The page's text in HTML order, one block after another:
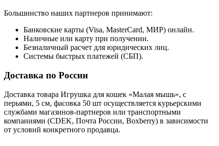
Большинство наших партнеров принимают:
Банковские карты (Visa, MasterCard, МИР) онлайн.
Наличные или карту при получении.
Безналичный расчет для юридических лиц.
Системы быстрых платежей (СБП).
Доставка по России
Доставка товара Игрушка для кошек «Малая мышь», с
перьями, 5 см, фасовка 50 шт осуществляется курьерскими
службами магазинов-партнеров или транспортными
компаниями (CDEK, Почта России, Boxberry) в зависимости
от условий конкретного продавца.